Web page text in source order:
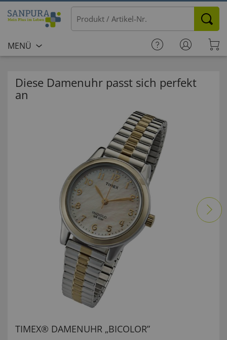
MENÜ
Diese Damenuhr passt sich perfekt
an
TIMEX® DAMENUHR „BICOLOR”